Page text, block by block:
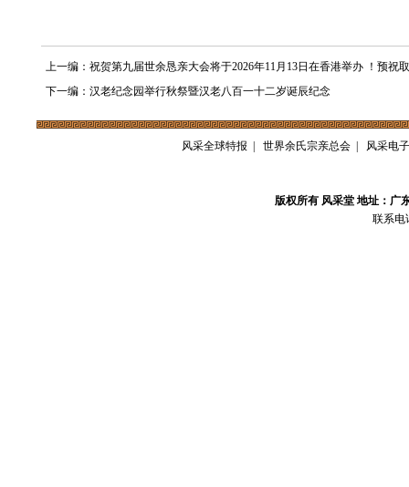
上一编：祝贺第九届世余恳亲大会将于2026年11月13日在香港举办 ！预祝
下一编：汉老纪念园举行秋祭暨汉老八百一十二岁诞辰纪念
风采全球特报 世界余氏宗亲总会 风采电
版权所有 风采堂 地址：广
联系电